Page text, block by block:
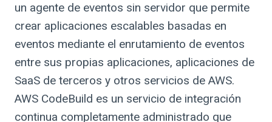
un agente de eventos sin servidor que permite
crear aplicaciones escalables basadas en
eventos mediante el enrutamiento de eventos
entre sus propias aplicaciones, aplicaciones de
SaaS de terceros y otros servicios de AWS.
AWS CodeBuild es un servicio de integración
continua completamente administrado que